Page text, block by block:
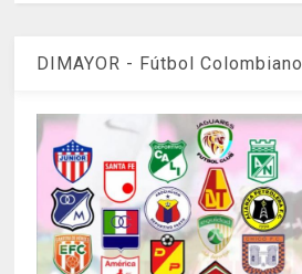
DIMAYOR - Fútbol Colombiano